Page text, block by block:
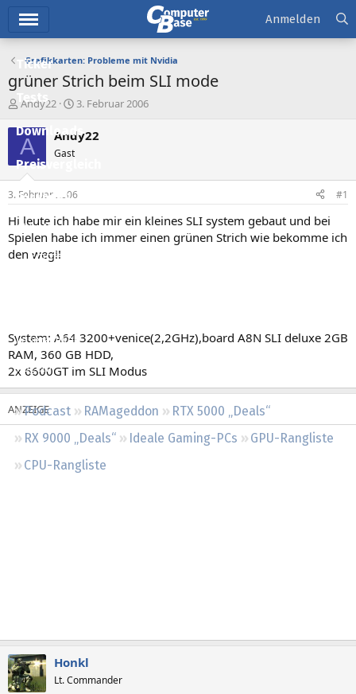
Ticker
Tests
Downloads
Preisvergleich
Forum
Aktuelles
Empfohlene Inhalte
Leserartikel
Regeln
Podcast RAMageddon
RTX 5000 „Deals“
RX 9000 „Deals“
Ideale Gaming-PCs
GPU-Rangliste
CPU-Rangliste
Anmelden
Grafikkarten: Probleme mit Nvidia
grüner Strich beim SLI mode
E
s
t
e
l
e
Andy22
E
s
t
l
t
a
m
3. Februar 2006
A Andy22
Gast
3. Februar 2006 #1
Hi leute ich habe mir ein kleines SLI system gebaut und bei
Spielen habe ich immer einen grünen Strich wie bekomme ich
den weg!!
System: A64 3200+venice(2,2GHz),board A8N SLI deluxe 2GB
RAM, 360 GB HDD,
2x 6600GT im SLI Modus
Honkl
Lt. Commander